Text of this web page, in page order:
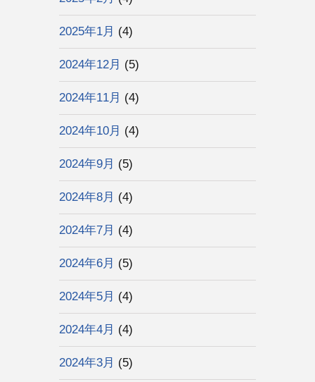
2025年1月 (4)
2024年12月 (5)
2024年11月 (4)
2024年10月 (4)
2024年9月 (5)
2024年8月 (4)
2024年7月 (4)
2024年6月 (5)
2024年5月 (4)
2024年4月 (4)
2024年3月 (5)